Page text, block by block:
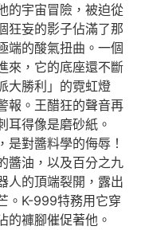
的宇宙冒險，被迫從
狂妄的影子佔滿了那
端的酸氣扭曲。一個
來，它的底座還不斷
大勝利」的霓虹燈
報。王醋狂的聲音再
耳得像是磨砂紙。
是對醬料學的侮辱！
醬油，以及百分之九
人的頂端裂開，露出
。K-999特務用它穿
的褲腳催促著他。